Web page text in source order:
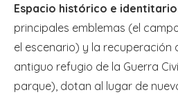
Espacio histórico e
principales emblemas (el
el escenario) y la recuperación
antiguo refugio de la Guerra
parque), dotan al lugar de